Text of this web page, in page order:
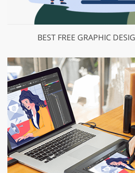
BEST FREE GRAPHIC